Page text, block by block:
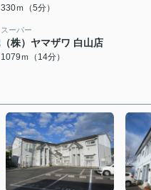
330ｍ（5分）
スーパー
（株）ヤマザワ 白山店
1079ｍ（14分）